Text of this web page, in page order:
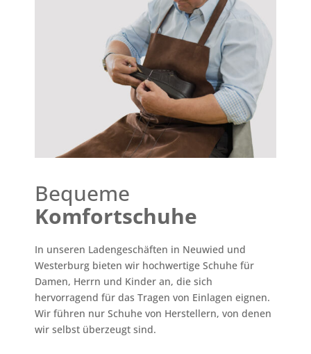
Bequeme
Komfortschuhe
In unseren Ladengeschäften in Neuwied und
Westerburg bieten wir hochwertige Schuhe für
Damen, Herrn und Kinder an, die sich
hervorragend für das Tragen von Einlagen eignen.
Wir führen nur Schuhe von Herstellern, von denen
wir selbst überzeugt sind.